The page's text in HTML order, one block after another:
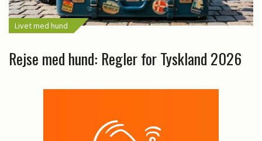
Livet med hund
Rejse med hund: Regler for Tyskland 2026